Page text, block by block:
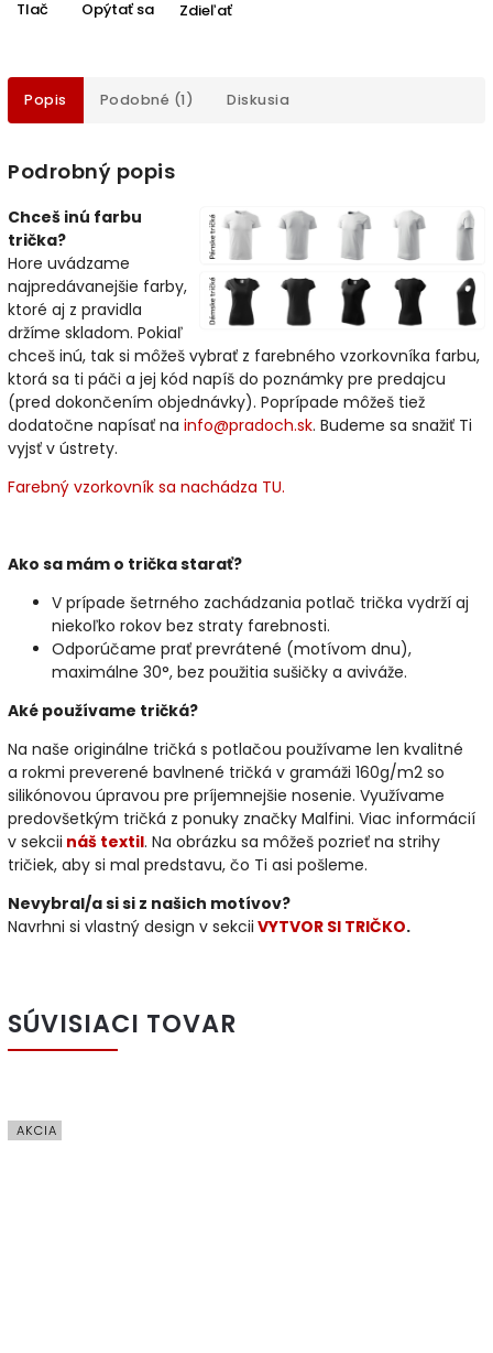
Tlač Opýtať sa Zdieľať
Popis Podobné (1) Diskusia
Podrobný popis
Chceš inú farbu
trička?
Hore uvádzame
najpredávanejšie farby,
ktoré aj z pravidla
držíme skladom. Pokiaľ
chceš inú, tak si môžeš vybrať z farebného vzorkovníka farbu,
ktorá sa ti páči a jej kód napíš do poznámky pre predajcu
(pred dokončením objednávky). Poprípade môžeš tiež
dodatočne napísať na info@pradoch.sk. Budeme sa snažiť Ti
vyjsť v ústrety.
Farebný vzorkovník sa nachádza TU.
Ako sa mám o trička starať?
V prípade šetrného zachádzania potlač trička vydrží aj
niekoľko rokov bez straty farebnosti.
Odporúčame prať prevrátené (motívom dnu),
maximálne 30°, bez použitia sušičky a aviváže.
Aké používame tričká?
Na naše originálne tričká s potlačou používame len kvalitné
a rokmi preverené bavlnené tričká v gramáži 160g/m2 so
silikónovou úpravou pre príjemnejšie nosenie. Využívame
predovšetkým tričká z ponuky značky Malfini. Viac informácií
v sekcii náš textil. Na obrázku sa môžeš pozrieť na strihy
tričiek, aby si mal predstavu, čo Ti asi pošleme.
Nevybral/a si si z našich motívov?
Navrhni si vlastný design v sekcii VYTVOR SI TRIČKO.
SÚVISIACI TOVAR
AKCIA